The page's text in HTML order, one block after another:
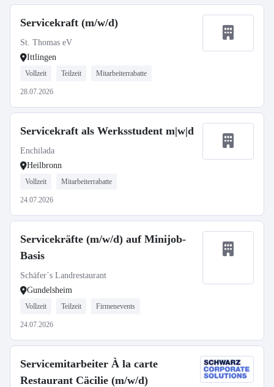
Servicekraft (m/w/d)
St. Thomas eV
Ittlingen
Vollzeit Teilzeit Mitarbeiterrabatte
28.07.2026
Servicekraft als Werksstudent m|w|d
Enchilada
Heilbronn
Vollzeit Mitarbeiterrabatte
24.07.2026
Servicekräfte (m/w/d) auf Minijob-
Basis
Schäfer´s Landrestaurant
Gundelsheim
Vollzeit Teilzeit Firmenevents
24.07.2026
Servicemitarbeiter À la carte
Restaurant Cäcilie (m/w/d)